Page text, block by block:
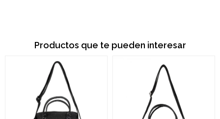
Productos que te pueden interesar